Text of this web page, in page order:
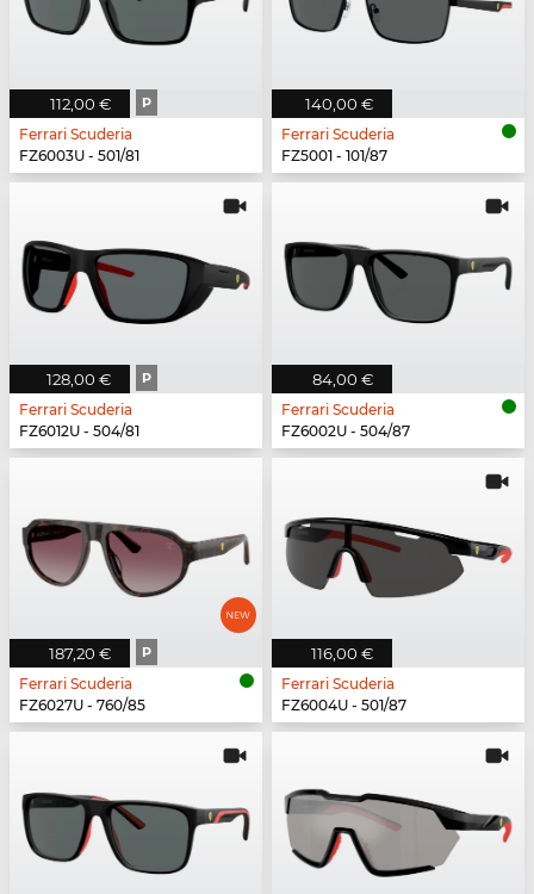
112,00 € P
Ferrari Scuderia
FZ6003U - 501/81
140,00 €
Ferrari Scuderia
FZ5001 - 101/87
128,00 € P
Ferrari Scuderia
FZ6012U - 504/81
84,00 €
Ferrari Scuderia
FZ6002U - 504/87
187,20 € P
Ferrari Scuderia
FZ6027U - 760/85
116,00 €
Ferrari Scuderia
FZ6004U - 501/87